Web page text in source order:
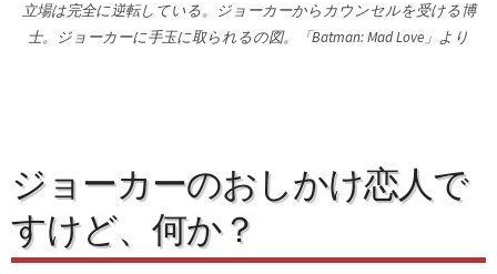
立場は完全に逆転している。ジョーカーからカウンセルを受ける博
士。ジョーカーに手玉に取られるの図。「Batman: Mad Love」より
ジョーカーのおしかけ恋人で
すけど、何か？